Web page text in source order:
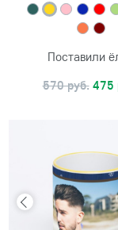
Поставили
570 руб. 475